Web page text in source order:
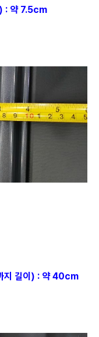
) : 약 7.5cm
지 길이) : 약 40cm